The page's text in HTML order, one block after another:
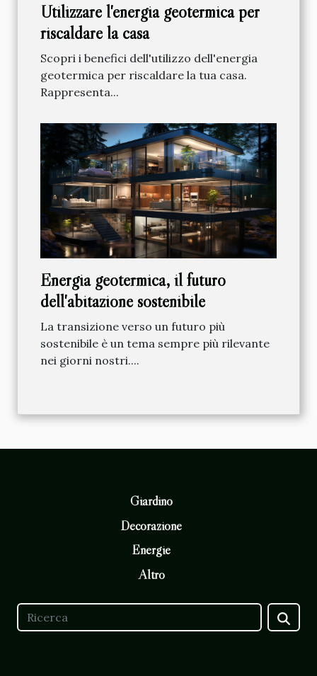
Utilizzare l'energia geotermica per
riscaldare la casa
Scopri i benefici dell'utilizzo dell'energia
geotermica per riscaldare la tua casa.
Rappresenta...
Energia geotermica, il futuro
dell'abitazione sostenibile
La transizione verso un futuro più
sostenibile è un tema sempre più rilevante
nei giorni nostri....
Giardino
Decorazione
Energie
Altro